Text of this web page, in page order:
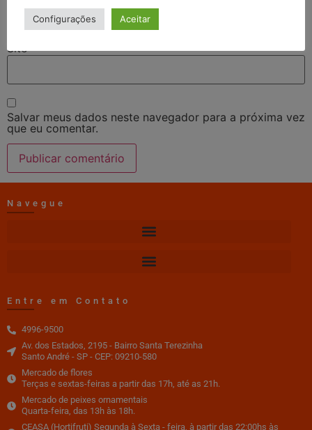
Site
Salvar meus dados neste navegador para a próxima vez
que eu comentar.
Navegue
Entre em Contato
4996-9500
Av. dos Estados, 2195 - Bairro Santa Terezinha
Santo André - SP - CEP: 09210-580
Mercado de flores
Terças e sextas-feiras a partir das 17h, até as 21h.
Mercado de peixes ornamentais
Quarta-feira, das 13h às 18h.
CEASA (Hortifruti) Segunda à Sexta - feira, à partir das 22:00hs às
Configurações Aceitar